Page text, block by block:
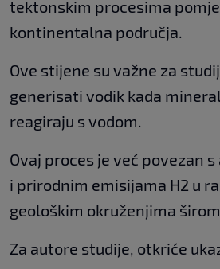
tektonskim procesima
kontinentalna područja.
Ove stijene su važne za
generisati vodik kada
reagiraju s vodom.
Ovaj proces je već povezan
i prirodnim emisijama H2 u
geološkim okruženjima
Za autore studije, otkriće